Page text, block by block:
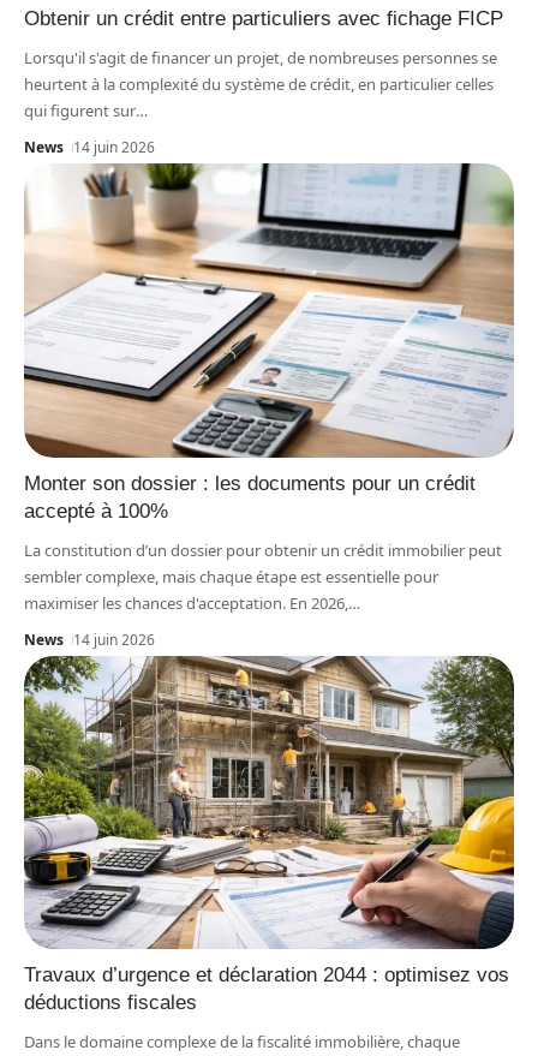
Obtenir un crédit entre particuliers avec fichage FICP
Lorsqu'il s'agit de financer un projet, de nombreuses personnes se
heurtent à la complexité du système de crédit, en particulier celles
qui figurent sur…
News 14 juin 2026
Monter son dossier : les documents pour un crédit
accepté à 100%
La constitution d’un dossier pour obtenir un crédit immobilier peut
sembler complexe, mais chaque étape est essentielle pour
maximiser les chances d'acceptation. En 2026, …
News 14 juin 2026
Travaux d’urgence et déclaration 2044 : optimisez vos
déductions fiscales
Dans le domaine complexe de la fiscalité immobilière, chaque